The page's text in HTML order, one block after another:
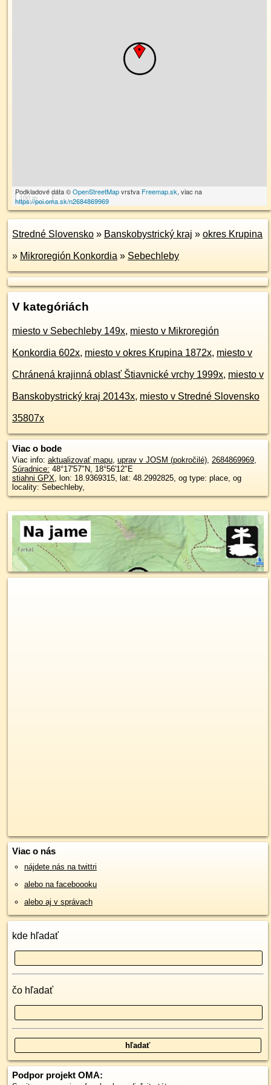
100 m
Podkladové dáta ©OpenStreetMapvrstva Freemap.sk, viac na
https://poi.oma.sk/n2684869969
Stredné Slovensko » Banskobystrický kraj » okres Krupina
» Mikroregión Konkordia » Sebechleby
V kategóriách
miesto v Sebechleby 149x, miesto v Mikroregión
Konkordia 602x, miesto v okres Krupina 1872x, miesto v
Chránená krajinná oblasť Štiavnické vrchy 1999x, miesto v
Banskobystrický kraj 20143x, miesto v Stredné Slovensko
35807x
Viac o bode
Viac info: aktualizovať mapu, uprav v JOSM (pokročilé), 2684869969,
Súradnice: 48°17'57"N, 18°56'12"E
stiahni GPX, lon: 18.9369315, lat: 48.2992825, og type: place, og
locality: Sebechleby,
Viac o nás
nájdete nás na twittri
alebo na faceboooku
alebo aj v správach
kde hľadať
čo hľadať
Podpor projekt OMA: